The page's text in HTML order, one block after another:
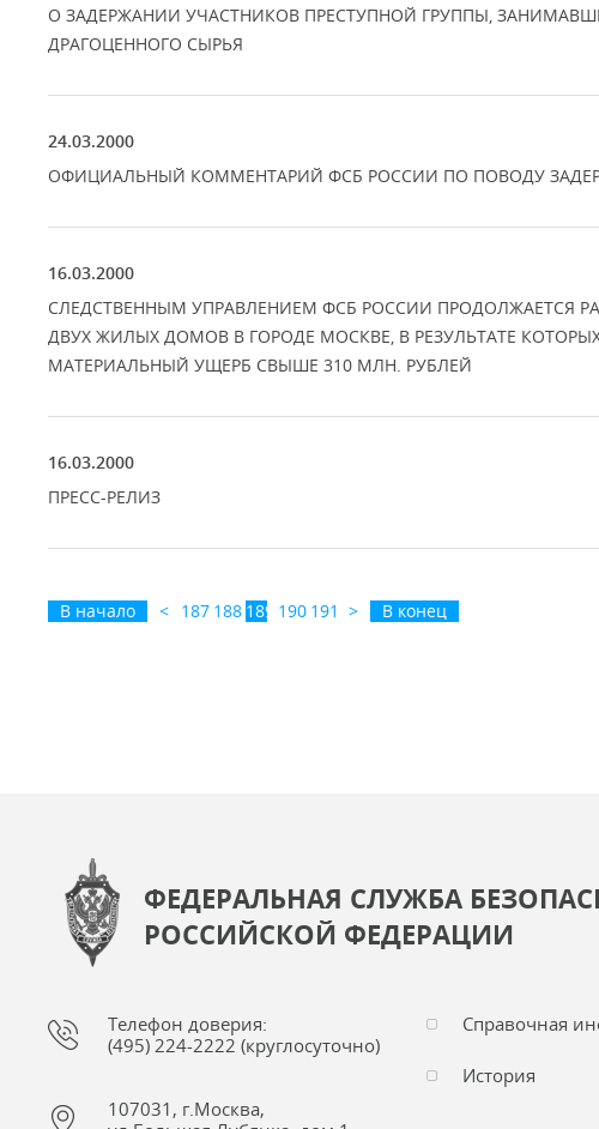
О ЗАДЕРЖАНИИ УЧАСТНИКОВ ПРЕСТУПНОЙ ГРУППЫ,
ДРАГОЦЕННОГО СЫРЬЯ
24.03.2000
ОФИЦИАЛЬНЫЙ КОММЕНТАРИЙ ФСБ РОССИИ ПО ПОВОДУ
16.03.2000
СЛЕДСТВЕННЫМ УПРАВЛЕНИЕМ ФСБ РОССИИ ПРОДОЛЖАЕТСЯ
ДВУХ ЖИЛЫХ ДОМОВ В ГОРОДЕ МОСКВЕ, В РЕЗУЛЬТАТЕ
МАТЕРИАЛЬНЫЙ УЩЕРБ СВЫШЕ 310 МЛН. РУБЛЕЙ
16.03.2000
ПРЕСС-РЕЛИЗ
В начало < 187 188 189 190 191 > В конец
ФЕДЕРАЛЬНАЯ СЛУЖБА
РОССИЙСКОЙ ФЕДЕРАЦИИ
Телефон доверия:
(495) 224-2222 (круглосуточно)
107031, г.Москва,
Справочная
История